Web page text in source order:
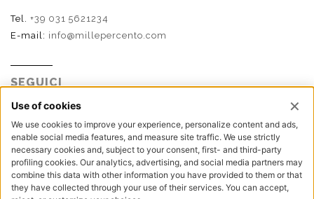
Tel. +39 031 5621234
E-mail: info@millepercento.com
SEGUICI